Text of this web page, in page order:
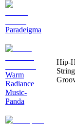
Paradeigma
Warm
Radiance
Music-
Panda
Hip-